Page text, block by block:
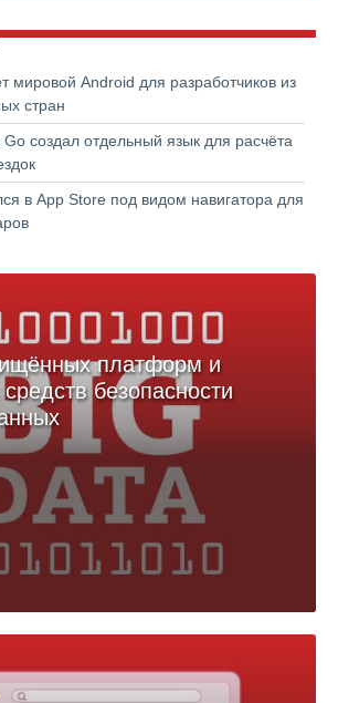
мировой Android для разработчиков из
стран
создал отдельный язык для расчёта
в App Store под видом навигатора для
платформ и
безопасности